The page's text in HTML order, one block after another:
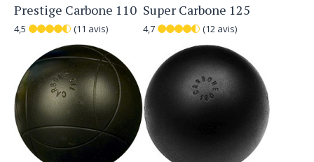
Prestige Carbone 110
4,5 (11 avis)
Super Carbone 125
4,7 (12 avis)